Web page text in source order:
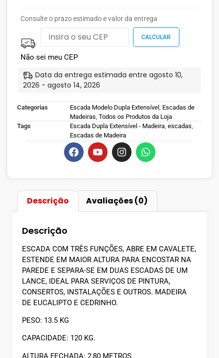
Consulte o prazo estimado e valor da entrega
Não sei meu CEP
Data da entrega estimada entre agosto 10,
2026 - agosto 14, 2026
Categorias Escada Modelo Dupla Extensível
Escadas de
Madeiras Todos os Produtos da Loja
Tags
Escada Dupla Extensível - Madeira escadas
Escadas de Madeira
Descrição Avaliações (0)
Descrição
ESCADA COM TRÊS FUNÇÕES, ABRE EM CAVALETE,
ESTENDE EM MAIOR ALTURA PARA ENCOSTAR NA
PAREDE E SEPARA-SE EM DUAS ESCADAS DE UM
LANCE, IDEAL PARA SERVIÇOS DE PINTURA,
CONSERTOS, INSTALAÇÕES E OUTROS. MADEIRA
DE EUCALIPTO E CEDRINHO.
PESO: 13.5 KG
CAPACIDADE: 120 KG.
ALTURA FECHADA: 2,80 METROS